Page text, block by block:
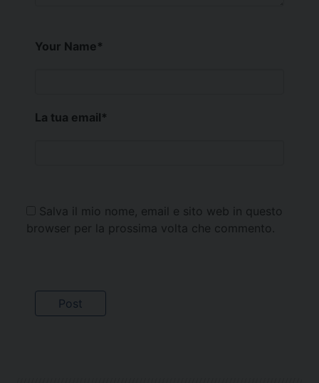
Your Name*
La tua email*
Salva il mio nome, email e sito web in questo
browser per la prossima volta che commento.